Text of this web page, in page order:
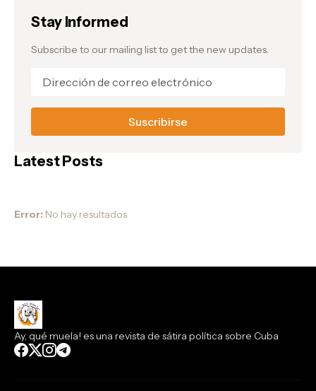
Stay Informed
Subscribe to our mailing list to get the new updates.
Latest Posts
Error: No hay resultados
Ay, qué muela! es una revista de sátira política sobre Cuba